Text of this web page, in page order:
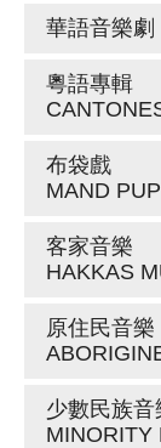
華語音樂劇
粵語專輯
布袋戲
MAND
客家音樂
HAKKAS
原住民音樂
少數民族音
MINORITY